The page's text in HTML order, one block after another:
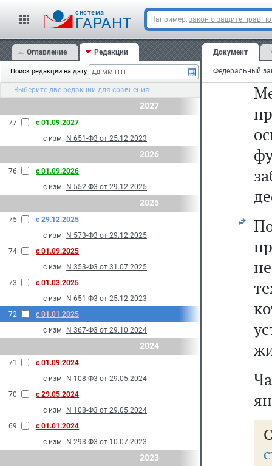
cистема
ГАРАНТ Например, закон о защите прав
Оглавление Редакции
Поиск редакции на дату
Выберите две редакции для сравнения
2027
77
с 01.09.2027
с изм. N 651-Ф3 от 25.12.2023
2026
76
с 01.09.2026
с изм. N 552-Ф3 от 29.12.2025
2025
75
с 29.12.2025
с изм. N 573-Ф3 от 29.12.2025
74
с 01.09.2025
с изм. N 353-Ф3 от 31.07.2025
73
с 01.03.2025
с изм. N 651-Ф3 от 25.12.2023
72
с 01.01.2025
с изм. N 367-Ф3 от 29.10.2024
2024
71
с 01.09.2024
с изм. N 108-Ф3 от 29.05.2024
70
с 29.05.2024
с изм. N 108-Ф3 от 29.05.2024
69
с 01.01.2024
с изм. N 293-Ф3 от 10.07.2023
2023
Документ